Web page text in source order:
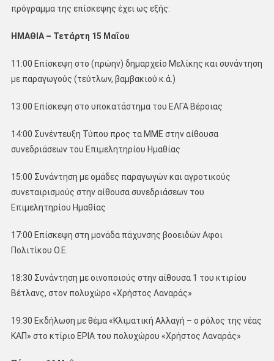
πρόγραμμα της επίσκεψης έχει ως εξής:
ΗΜΑΘΙΑ – Τετάρτη 15 Μαΐου
11:00 Επίσκεψη στο (πρώην) δημαρχείο Μελίκης και συνάντηση
με παραγωγούς (τεύτλων, βαμβακιού κ.ά.)
13:00 Επίσκεψη στο υποκατάστημα του ΕΛΓΑ Βέροιας
14:00 Συνέντευξη Τύπου προς τα ΜΜΕ στην αίθουσα
συνεδριάσεων του Επιμελητηρίου Ημαθίας
15:00 Συνάντηση με ομάδες παραγωγών και αγροτικούς
συνεταιρισμούς στην αίθουσα συνεδριάσεων του
Επιμελητηρίου Ημαθίας
17:00 Επίσκεψη στη μονάδα πάχυνσης βοοειδών Αφοι
Πολιτίκου Ο.Ε.
18:30 Συνάντηση με οινοποιούς στην αίθουσα 1 του κτιρίου
Βέτλανς, στον πολυχώρο «Χρήστος Λαναράς»
19:30 Εκδήλωση με θέμα «Κλιματική Αλλαγή – ο ρόλος της νέας
ΚΑΠ» στο κτίριο ΕΡΙΑ του πολυχώρου «Χρήστος Λαναράς»